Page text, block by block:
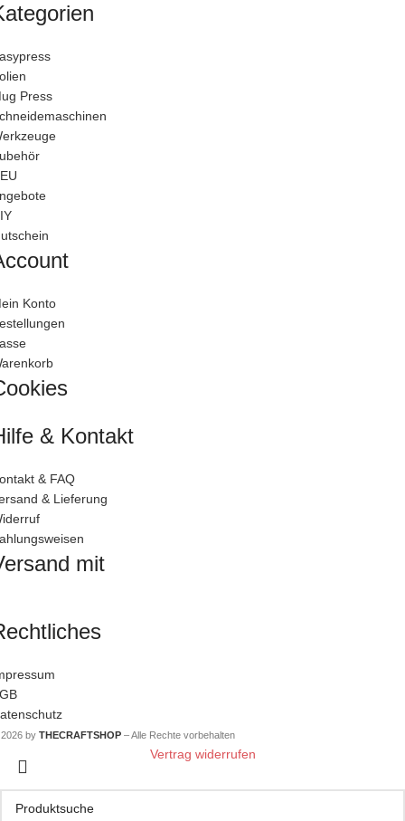
Press
Konto
& Kontakt
& FAQ
& Lieferung
mit
by THECRAFTSHOP – Alle Rechte vorbehalten
Vertrag widerrufen